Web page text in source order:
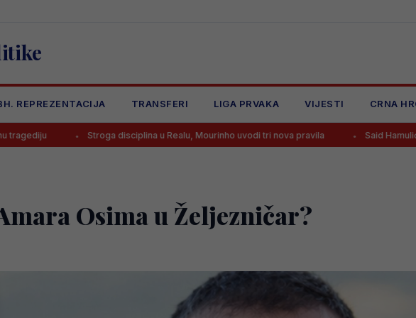
REPREZENTACIJA TRANSFERI LIGA PRVAKA VIJESTI CRNA
Stroga disciplina u Realu, Mourinho uvodi tri nova pravila Said Hamulić dao gol
Osima u Željezničar?